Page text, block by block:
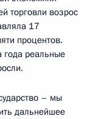
торговли возрос
17
процентов.
года реальные
– мы
дальнейшее